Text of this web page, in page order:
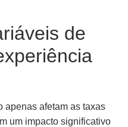
de
apenas afetam as taxas
um impacto significativo